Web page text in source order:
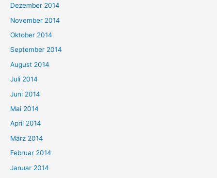
Dezember 2014
November 2014
Oktober 2014
September 2014
August 2014
Juli 2014
Juni 2014
Mai 2014
April 2014
März 2014
Februar 2014
Januar 2014